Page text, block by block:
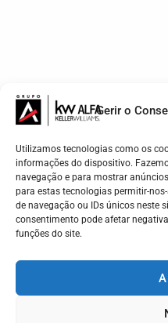
Gerir o
Utilizamos tecnologias como os
informações do dispositivo.
navegação e para mostrar
para estas tecnologias permitir-
de navegação ou IDs únicos neste
consentimento pode afetar
funções do site.